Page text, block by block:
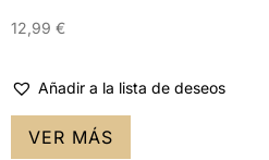
12,99 €
Añadir a la lista de deseos
VER MÁS